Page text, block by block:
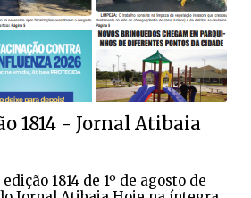
1814 - Jornal Atibaia
1814 de 1º de agosto de